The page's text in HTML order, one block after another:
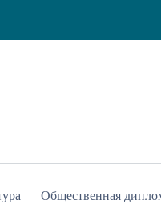
Общественная